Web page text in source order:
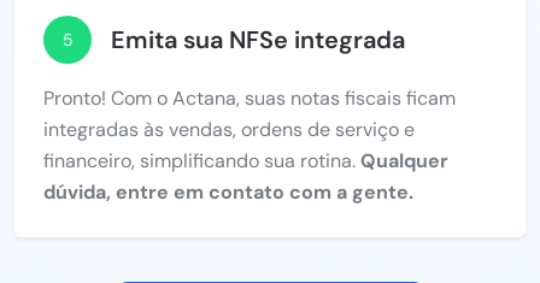
5 Emita sua NFSe integrada
Pronto! Com o Actana, suas notas fiscais ficam
integradas às vendas, ordens de serviço e
financeiro, simplificando sua rotina.Qualquer
dúvida, entre em contato com a gente.